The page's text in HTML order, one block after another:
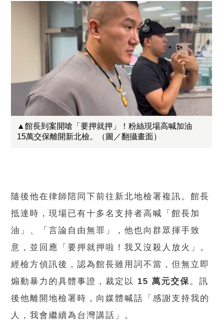
▲館長到案開嗆「要押就押」！粉絲現場高喊加油
15萬交保離開新北檢。（圖／翻攝畫面）
隨後他在律師陪同下前往新北地檢署複訊。館長
抵達時，現場已有十多名支持者高喊「館長加
油」、「言論自由無罪」，他也向群眾揮手致
意，並回應「要押就押啦！我又沒殺人放火」。
經檢方偵訊後，認為館長雖用詞不當，但無立即
煽動暴力的具體事證，裁定以 15 萬元交保。訊
後他離開地檢署時，向媒體喊話「感謝支持我的
人，我會繼續為台灣講話」。